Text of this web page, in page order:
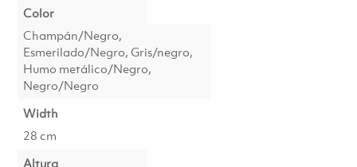
Color
Champán/Negro,
Esmerilado/Negro, Gris/negro,
Humo metálico/Negro,
Negro/Negro
Width
28 cm
Altura